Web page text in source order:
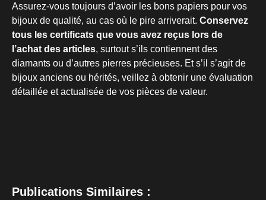
Assurez-vous toujours d’avoir les bons papiers pour vos
bijoux de qualité, au cas où le pire arriverait. Conservez
tous les certificats que vous avez reçus lors de
l’achat des articles, surtout s’ils contiennent des
diamants ou d’autres pierres précieuses. Et s’il s’agit de
bijoux anciens ou hérités, veillez à obtenir une évaluation
détaillée et actualisée de vos pièces de valeur.
Publications Similaires :